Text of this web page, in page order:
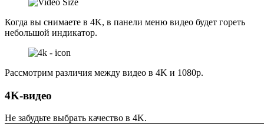
Когда вы снимаете в 4K, в панели меню видео будет гореть
небольшой индикатор.
Рассмотрим различия между видео в 4K и 1080p.
4K-видео
Не забудьте выбрать качество в 4K.